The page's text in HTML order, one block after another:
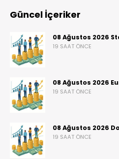
Güncel İçeriker
08 Ağustos 2026
19 SAAT ÖNCE
08 Ağustos 2026
19 SAAT ÖNCE
08 Ağustos 2026
19 SAAT ÖNCE